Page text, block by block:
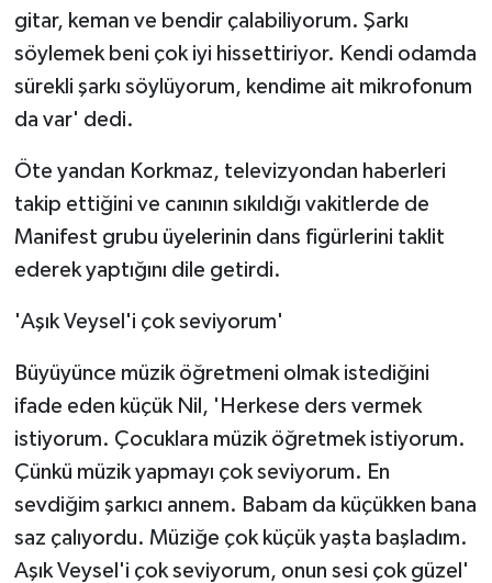
gitar, keman ve bendir çalabiliyorum. Şarkı
söylemek beni çok iyi hissettiriyor. Kendi odamda
sürekli şarkı söylüyorum, kendime ait mikrofonum
da var' dedi.
Öte yandan Korkmaz, televizyondan haberleri
takip ettiğini ve canının sıkıldığı vakitlerde de
Manifest grubu üyelerinin dans figürlerini taklit
ederek yaptığını dile getirdi.
'Aşık Veysel'i çok seviyorum'
Büyüyünce müzik öğretmeni olmak istediğini
ifade eden küçük Nil, 'Herkese ders vermek
istiyorum. Çocuklara müzik öğretmek istiyorum.
Çünkü müzik yapmayı çok seviyorum. En
sevdiğim şarkıcı annem. Babam da küçükken bana
saz çalıyordu. Müziğe çok küçük yaşta başladım.
Aşık Veysel'i çok seviyorum, onun sesi çok güzel'